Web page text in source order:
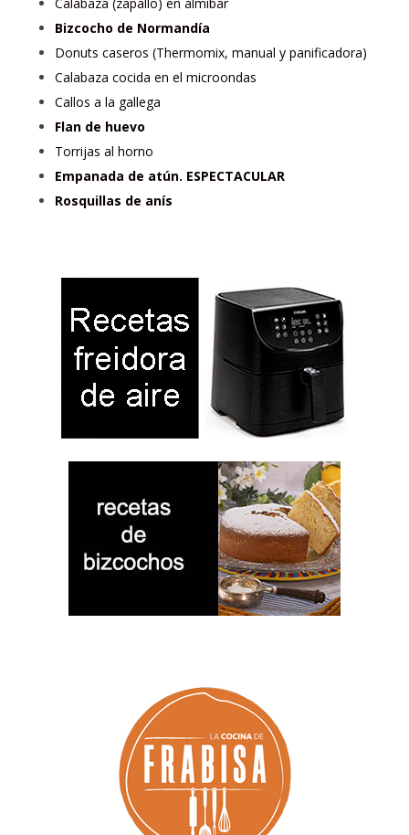
Bizcocho de Normandía
Donuts caseros (Thermomix, manual y panificadora)
Calabaza cocida en el microondas
Callos a la gallega
Flan de huevo
Torrijas al horno
Empanada de atún. ESPECTACULAR
Rosquillas de anís